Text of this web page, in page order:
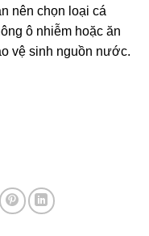
nên chọn loại cá
ô nhiễm hoặc ăn
vệ sinh nguồn nước.